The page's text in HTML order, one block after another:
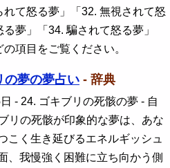
て怒る夢」「32. 無視されて怒
夢」「34. 騙されて怒る夢」
項目をご覧ください。
の夢の夢占い - 辞典
- 24. ゴキブリの死骸の夢 - 自
リの死骸が印象的な夢は、あな
こく生き延びるエネルギッシュ
、我慢強く困難に立ち向かう側